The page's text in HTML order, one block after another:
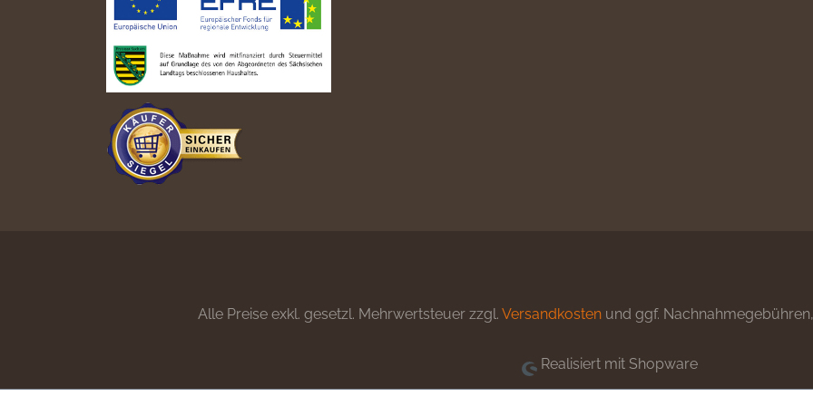
Alle Preise exkl. gesetzl. Mehrwertsteuer zzgl. Versandkosten und ggf.
Realisiert mit Shopware